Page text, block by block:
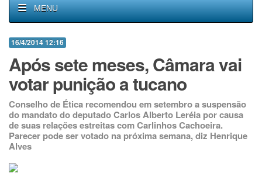
MENU
16/4/2014 12:16
Após sete meses, Câmara vai
votar punição a tucano
Conselho de Ética recomendou em setembro a suspensão
do mandato do deputado Carlos Alberto Leréia por causa
de suas relações estreitas com Carlinhos Cachoeira.
Parecer pode ser votado na próxima semana, diz Henrique
Alves